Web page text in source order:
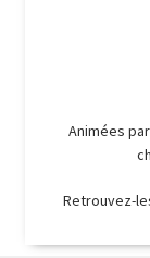
Animées par
Retrouvez-